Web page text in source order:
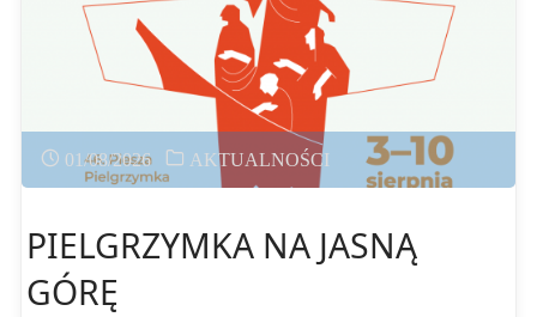
01/08/2026 AKTUALNOŚCI
PIELGRZYMKA NA JASNĄ
GÓRĘ